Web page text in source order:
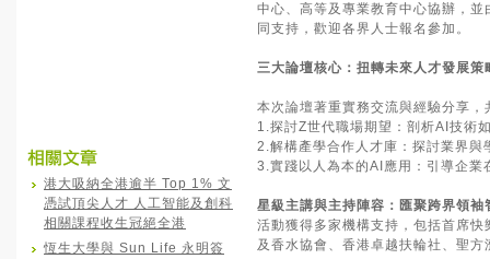
港大吸納全港逾半 Top 1% 文
憑試頂尖人才 人工智能及創科
相關課程收生冠絕全港
恆生大學與 Sun Life 永明簽
中心、高等及專業教育中心協辦，
同支持，歡迎各界人士報名參加。
三大論壇核心：扭轉未來人才發展策
本次論壇著重實務交流與經驗分享
1.探討Z世代職場期望：剖析AI技術
2.解構產學合作人才庫：探討業界
3.實踐以人為本的AI應用：引導企業
星級主講與主持陣容：匯聚跨界領袖
活動獲得多家機構支持，包括首席
及香水協會、香港卓越扶輪社、聖